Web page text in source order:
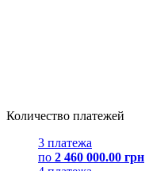
Количество платежей
3 платежа
по 2 460 000.00 грн